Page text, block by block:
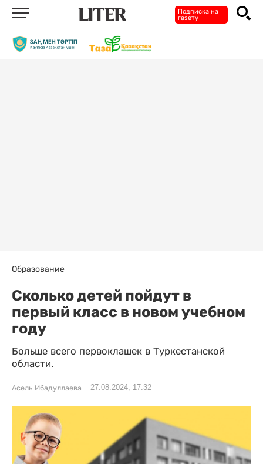
Подписка на
газету
Образование
Сколько детей пойдут в
первый класс в новом учебном
году
Больше всего первоклашек в Туркестанской
области.
Асель Ибадуллаева 27.08.2024, 17:32